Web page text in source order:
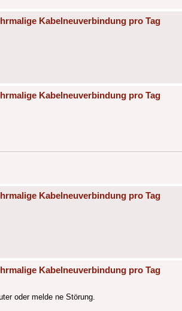
Kabelneuverbindung pro Tag
Kabelneuverbindung pro Tag
Kabelneuverbindung pro Tag
Kabelneuverbindung pro Tag
oder melde ne Störung.